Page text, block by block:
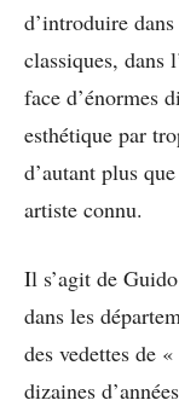
d’introduire
classiques, dans
face d’énormes
esthétique par
d’autant plus
artiste connu.
Il s’agit de
dans les
des vedettes de
dizaines